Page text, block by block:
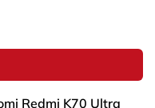
Redmi K70 Ultra